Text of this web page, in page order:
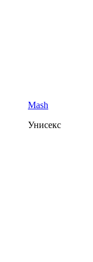
Mash
Унисекс